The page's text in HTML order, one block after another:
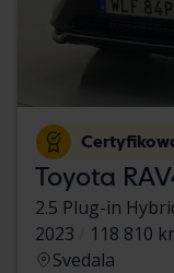
Toyota
2.5 Plug-in
2023
118 810
Svedala